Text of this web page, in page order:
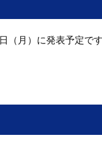
（月）に発表予定で